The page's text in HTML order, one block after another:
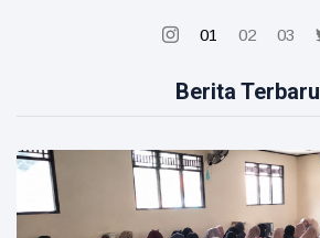
01 02 03
Berita Terbaru